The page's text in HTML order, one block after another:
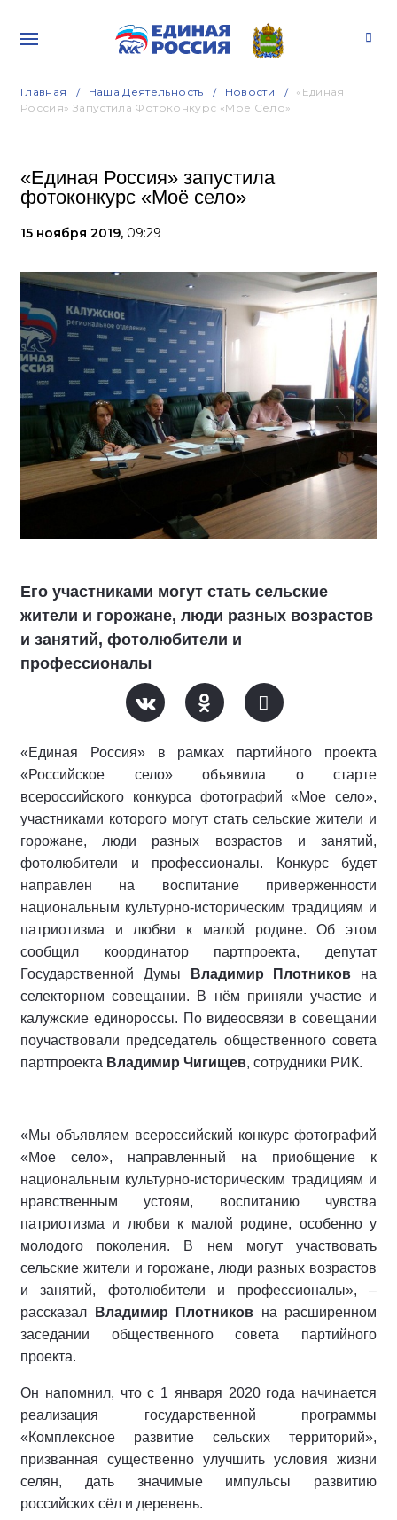
Главная Наша Деятельность Новости
«Единая
Россия» Запустила Фотоконкурс «Моё Село»
«Единая Россия» запустила
фотоконкурс «Моё село»
15 ноября 2019, 09:29
Его участниками могут стать сельские
жители и горожане, люди разных возрастов
и занятий, фотолюбители и
профессионалы
«Единая Россия» в рамках партийного проекта
«Российское село» объявила о старте
всероссийского конкурса фотографий «Мое село»,
участниками которого могут стать сельские жители и
горожане, люди разных возрастов и занятий,
фотолюбители и профессионалы. Конкурс будет
направлен на воспитание приверженности
национальным культурно-историческим традициям и
патриотизма и любви к малой родине. Об этом
сообщил координатор партпроекта, депутат
Государственной Думы
Владимир Плотников на
селекторном совещании. В нём приняли участие и
калужские единороссы. По видеосвязи в совещании
поучаствовали председатель общественного совета
партпроекта Владимир Чигищев, сотрудники РИК.
«Мы объявляем всероссийский конкурс фотографий
«Мое село», направленный на приобщение к
национальным культурно-историческим традициям и
нравственным устоям, воспитанию чувства
патриотизма и любви к малой родине, особенно у
молодого поколения. В нем могут участвовать
сельские жители и горожане, люди разных возрастов
и занятий, фотолюбители и профессионалы», –
рассказал
Владимир Плотников на расширенном
заседании общественного совета партийного
проекта.
Он напомнил, что с 1 января 2020 года начинается
реализация государственной программы
«Комплексное развитие сельских территорий»,
призванная существенно улучшить условия жизни
селян, дать значимые импульсы развитию
российских сёл и деревень.